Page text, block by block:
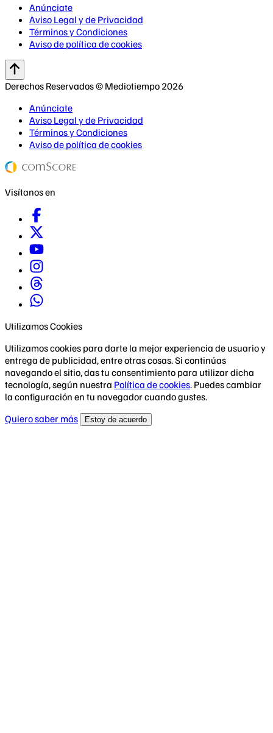
Anúnciate
Aviso Legal y de Privacidad
Términos y Condiciones
Aviso de política de cookies
Derechos Reservados © Mediotiempo 2026
Anúnciate
Aviso Legal y de Privacidad
Términos y Condiciones
Aviso de política de cookies
Visítanos en
Utilizamos Cookies
Utilizamos cookies para darte la mejor experiencia de usuario y
entrega de publicidad, entre otras cosas. Si continúas
navegando el sitio, das tu consentimiento para utilizar dicha
tecnología, según nuestra Política de cookies. Puedes cambiar
la configuración en tu navegador cuando gustes.
Quiero saber más
Estoy de acuerdo